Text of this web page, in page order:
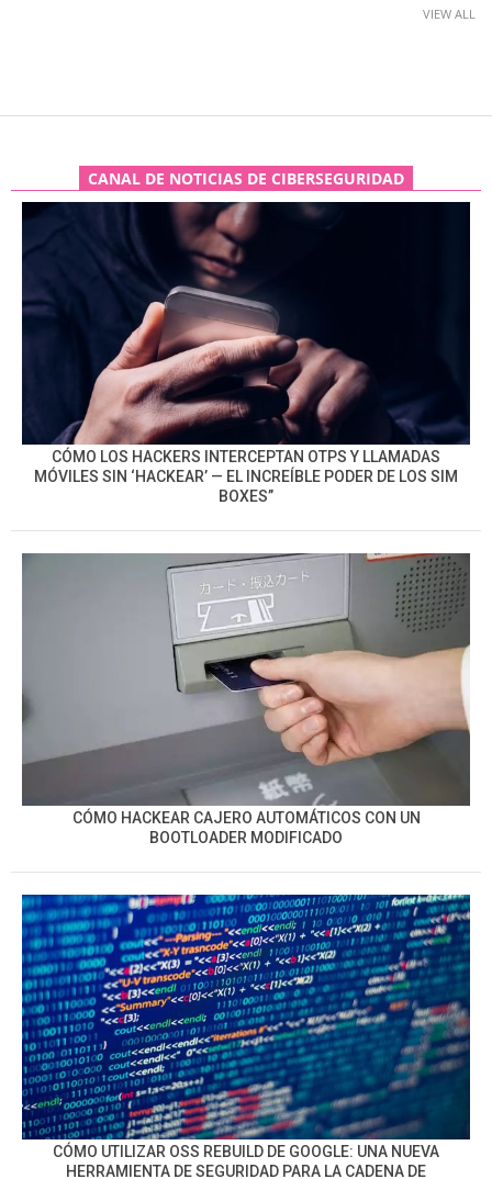
VIEW ALL
CANAL DE NOTICIAS DE CIBERSEGURIDAD
CÓMO LOS HACKERS INTERCEPTAN OTPS Y LLAMADAS
MÓVILES SIN ‘HACKEAR’ — EL INCREÍBLE PODER DE LOS SIM
BOXES”
CÓMO HACKEAR CAJERO AUTOMÁTICOS CON UN
BOOTLOADER MODIFICADO
CÓMO UTILIZAR OSS REBUILD DE GOOGLE: UNA NUEVA
HERRAMIENTA DE SEGURIDAD PARA LA CADENA DE